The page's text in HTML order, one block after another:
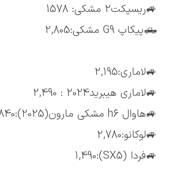
🚙ریسپکت2 مشکی: 1578
🛻پیکاپ G9 مشکی:2,805
🚙لاماری:2,195
🚙لاماری هیبرید2024 : 2,490
🚙هاوال h6 مشکی مارون(2025):2,840
🚙لوکانو:2,780
🚙فردا (SX5):1,490